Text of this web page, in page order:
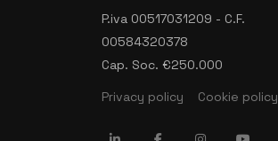
P.iva 00517031209 - C.F.
00584320378
Cap. Soc. €250.000
Privacy policy
Cookie policy